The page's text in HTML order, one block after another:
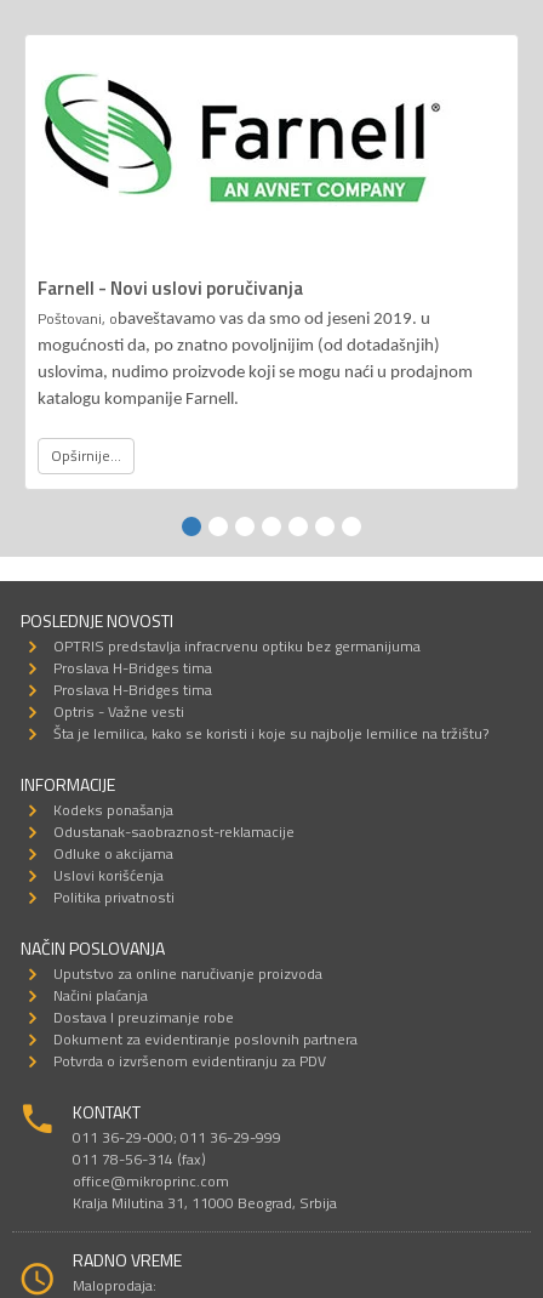
Farnell - Novi uslovi poručivanja
Poštovani, o baveštavamo vas da smo od jeseni 2019. u
mogućnosti da, po znatno povoljnijim (od dotadašnjih)
uslovima, nudimo proizvode koji se mogu naći u prodajnom
katalogu kompanije Farnell.
Opširnije...
POSLEDNJE NOVOSTI
OPTRIS predstavlja infracrvenu optiku bez germanijuma
Proslava H-Bridges tima
Proslava H-Bridges tima
Optris - Važne vesti
Šta je lemilica, kako se koristi i koje su najbolje lemilice na tržištu?
INFORMACIJE
Kodeks ponašanja
Odustanak-saobraznost-reklamacije
Odluke o akcijama
Uslovi korišćenja
Politika privatnosti
NAČIN POSLOVANJA
Uputstvo za online naručivanje proizvoda
Načini plaćanja
Dostava I preuzimanje robe
Dokument za evidentiranje poslovnih partnera
Potvrda o izvršenom evidentiranju za PDV
KONTAKT
011 36-29-000; 011 36-29-999
011 78-56-314 (fax)
office@mikroprinc.com
Kralja Milutina 31, 11000 Beograd, Srbija
RADNO VREME
Maloprodaja: